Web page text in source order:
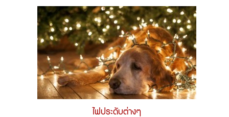
ไฟประดับต่างๆ